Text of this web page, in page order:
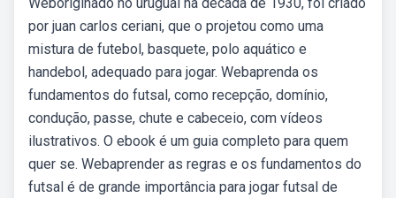
por juan carlos ceriani, que o projetou como uma
mistura de futebol, basquete, polo aquático e
handebol, adequado para jogar. Webaprenda os
fundamentos do futsal, como recepção, domínio,
condução, passe, chute e cabeceio, com vídeos
ilustrativos. O ebook é um guia completo para quem
quer se. Webaprender as regras e os fundamentos do
futsal é de grande importância para jogar futsal de